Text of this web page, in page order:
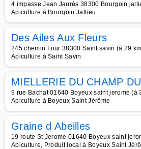
4 impasse Jean Jaurès 38300 Bourgoin
Apiculture à Bourgoin Jallieu
Des Ailes Aux Fleurs
245 chemin Four 38300 Saint savin (à 29
Apiculture à Saint Savin
MIELLERIE DU CHAMP
9 rue Bachat 01640 Boyeux saint jerome (à
Apiculture à Boyeux Saint Jérôme
Graine d Abeilles
19 route St Jerome 01640 Boyeux saint
Apiculture, Produit local à Boyeux Saint